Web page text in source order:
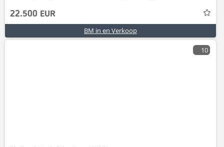
22.500 EUR
BM in en Verkoop
10